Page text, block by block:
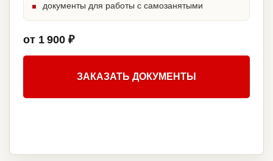
документы для работы с самозанятыми
от 1 900 ₽
ЗАКАЗАТЬ ДОКУМЕНТЫ